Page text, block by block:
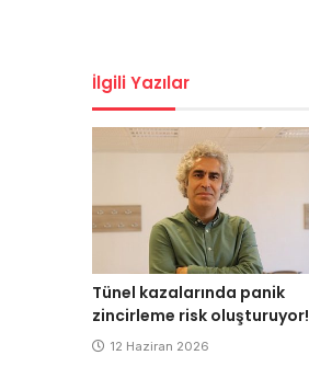
İlgili Yazılar
Tünel kazalarında panik
zincirleme risk oluşturuyor!
12 Haziran 2026